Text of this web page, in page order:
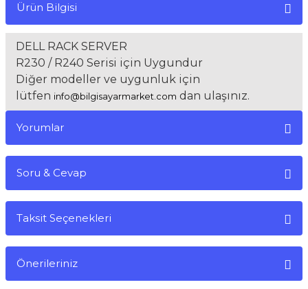
Ürün Bilgisi
DELL RACK SERVER
R230 / R240 Serisi için Uygundur
Diğer modeller ve uygunluk için
lütfen info@bilgisayarmarket.com dan ulaşınız.
Yorumlar
Soru & Cevap
Taksit Seçenekleri
Önerileriniz